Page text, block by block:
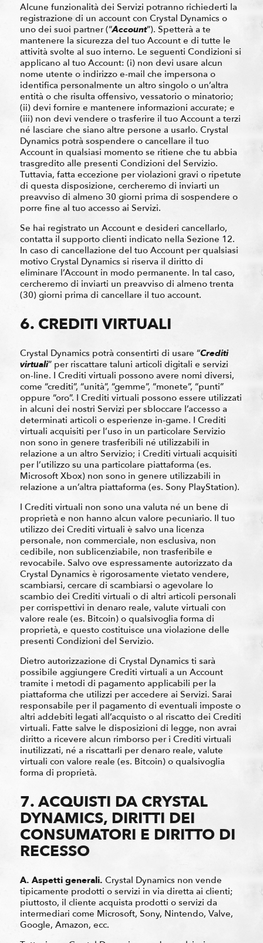
Alcune funzionalità dei Servizi potranno richiederti la
registrazione di un account con Crystal Dynamics o
uno dei suoi partner (“Account”). Spetterà a te
mantenere la sicurezza del tuo Account e di tutte le
attività svolte al suo interno. Le seguenti Condizioni si
applicano al tuo Account: (i) non devi usare alcun
nome utente o indirizzo e-mail che impersona o
identifica personalmente un altro singolo o un’altra
entità o che risulta offensivo, vessatorio o minatorio;
(ii) devi fornire e mantenere informazioni accurate; e
(iii) non devi vendere o trasferire il tuo Account a terzi
né lasciare che siano altre persone a usarlo. Crystal
Dynamics potrà sospendere o cancellare il tuo
Account in qualsiasi momento se ritiene che tu abbia
trasgredito alle presenti Condizioni del Servizio.
Tuttavia, fatta eccezione per violazioni gravi o ripetute
di questa disposizione, cercheremo di inviarti un
preavviso di almeno 30 giorni prima di sospendere o
porre fine al tuo accesso ai Servizi.
Se hai registrato un Account e desideri cancellarlo,
contatta il supporto clienti indicato nella Sezione 12.
In caso di cancellazione del tuo Account per qualsiasi
motivo Crystal Dynamics si riserva il diritto di
eliminare l’Account in modo permanente. In tal caso,
cercheremo di inviarti un preavviso di almeno trenta
(30) giorni prima di cancellare il tuo account.
6. CREDITI VIRTUALI
Crystal Dynamics potrà consentirti di usare “Crediti
virtuali” per riscattare taluni articoli digitali e servizi
on-line. I Crediti virtuali possono avere nomi diversi,
come “crediti”, “unità”, “gemme”, “monete”, “punti”
oppure “oro”. I Crediti virtuali possono essere utilizzati
in alcuni dei nostri Servizi per sbloccare l’accesso a
determinati articoli o esperienze in-game. I Crediti
virtuali acquisiti per l’uso in un particolare Servizio
non sono in genere trasferibili né utilizzabili in
relazione a un altro Servizio; i Crediti virtuali acquisiti
per l’utilizzo su una particolare piattaforma (es.
Microsoft Xbox) non sono in genere utilizzabili in
relazione a un’altra piattaforma (es. Sony PlayStation).
I Crediti virtuali non sono una valuta né un bene di
proprietà e non hanno alcun valore pecuniario. Il tuo
utilizzo dei Crediti virtuali è salvo una licenza
personale, non commerciale, non esclusiva, non
cedibile, non sublicenziabile, non trasferibile e
revocabile. Salvo ove espressamente autorizzato da
Crystal Dynamics è rigorosamente vietato vendere,
scambiarsi, cercare di scambiarsi o agevolare lo
scambio dei Crediti virtuali o di altri articoli personali
per corrispettivi in denaro reale, valute virtuali con
valore reale (es. Bitcoin) o qualsivoglia forma di
proprietà, e questo costituisce una violazione delle
presenti Condizioni del Servizio.
Dietro autorizzazione di Crystal Dynamics ti sarà
possibile aggiungere Crediti virtuali a un Account
tramite i metodi di pagamento applicabili per la
piattaforma che utilizzi per accedere ai Servizi. Sarai
responsabile per il pagamento di eventuali imposte o
altri addebiti legati all’acquisto o al riscatto dei Crediti
virtuali. Fatte salve le disposizioni di legge, non avrai
diritto a ricevere alcun rimborso per i Crediti virtuali
inutilizzati, né a riscattarli per denaro reale, valute
virtuali con valore reale (es. Bitcoin) o qualsivoglia
forma di proprietà.
7. ACQUISTI DA CRYSTAL
DYNAMICS, DIRITTI DEI
CONSUMATORI E DIRITTO DI
RECESSO
A. Aspetti generali. Crystal Dynamics non vende
tipicamente prodotti o servizi in via diretta ai clienti;
piuttosto, il cliente acquista prodotti o servizi da
intermediari come Microsoft, Sony, Nintendo, Valve,
Google, Amazon, ecc.